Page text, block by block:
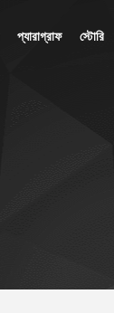
প্যারাগ্রাফ স্টোরি